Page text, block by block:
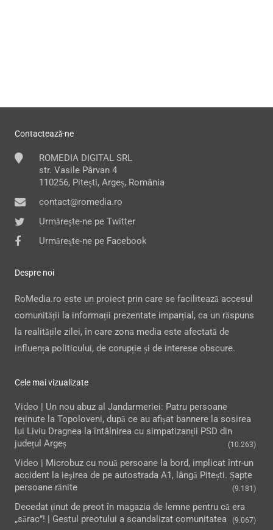
Contactează-ne
ROMEDIA DIGITAL SRL
str. Vasile Pârvan 4
110256, Pitești, Argeș, România
contact@romedia.ro
Urmărește-ne pe Twitter
Urmărește-ne pe Facebook
Despre noi
RoMedia.ro este un proiect prin care se facilitează accesul
comunității la informații prezentate imparțial, ca un răspuns
la realitățile zilei, în care zona media este afectată de
influența politicului, de corupție și de interese obscure.
Cele mai vizualizate
Video | Un nou abuz al Jandarmeriei: Patru persoane
reținute la Topoloveni, după ce au afișat bannere la sosirea
lui Liviu Dragnea la întâlnirea cu simpatizanții PSD din
județul Argeș
(10.263)
Video | Microbuz cu nouă persoane la bord, implicat într-un
accident la ieşirea de pe autostrada A1, lângă Pitești. Șapte
persoane rănite
(9.181)
Decedat ținut de preot în magazia de lemne pentru că era
„sărac”! | Gestul preotului a scandalizat comunitatea
(9.067)